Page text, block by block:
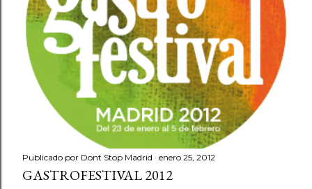
Publicado por Dont Stop Madrid enero 25, 2012
GASTROFESTIVAL 2012